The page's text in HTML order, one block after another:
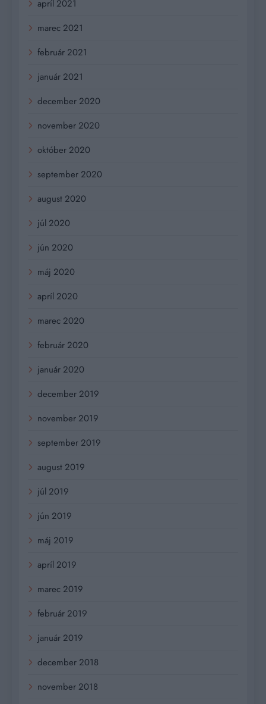
apríl 2021
marec 2021
február 2021
január 2021
december 2020
november 2020
október 2020
september 2020
august 2020
júl 2020
jún 2020
máj 2020
apríl 2020
marec 2020
február 2020
január 2020
december 2019
november 2019
september 2019
august 2019
júl 2019
jún 2019
máj 2019
apríl 2019
marec 2019
február 2019
január 2019
december 2018
november 2018